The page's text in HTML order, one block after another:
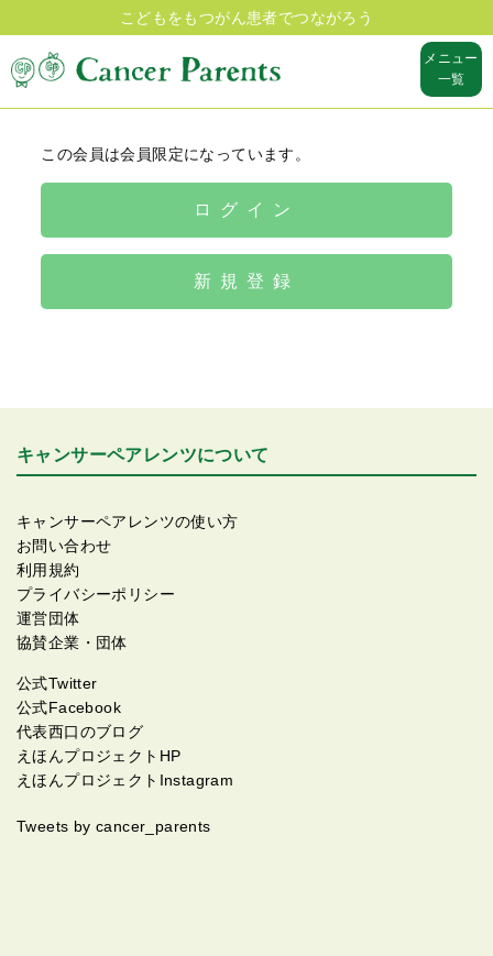
こどもをもつがん患者でつながろう
メニュー
一覧
この会員は会員限定になっています。
ログイン
新規登録
キャンサーペアレンツについて
キャンサーペアレンツの使い方
お問い合わせ
利用規約
プライバシーポリシー
運営団体
協賛企業・団体
公式Twitter
公式Facebook
代表西口のブログ
えほんプロジェクトHP
えほんプロジェクトInstagram
Tweets by cancer_parents